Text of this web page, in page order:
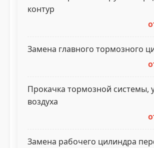
контур
Замена главного тормозного
Прокачка тормозной системы,
воздуха
Замена рабочего цилиндра